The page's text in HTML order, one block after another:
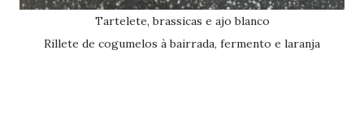
Tartelete, brassicas e ajo blanco
Rillete de cogumelos à bairrada, fermento e laranja